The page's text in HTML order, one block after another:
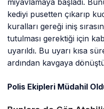
miyavlamaya başladı.
kediyi pusetten çıkarıp
kuralları gereği iniş
tutulması gerektiği için
uyarıldı. Bu uyarı kısa
ardından kavgaya
Polis Ekipleri Müdahil